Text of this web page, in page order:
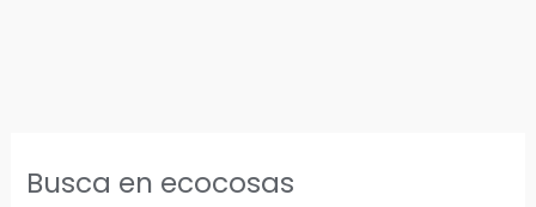
Busca en ecocosas